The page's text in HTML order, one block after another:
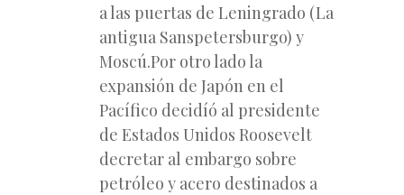
a las puertas de Leningrado (La
antigua Sanspetersburgo) y
Moscú.Por otro lado la
expansión de Japón en el
Pacífico decidíó al presidente
de Estados Unidos Roosevelt
decretar al embargo sobre
petróleo y acero destinados a